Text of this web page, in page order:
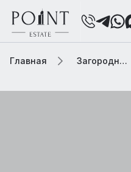
Главная Загородная элитная недвижимость